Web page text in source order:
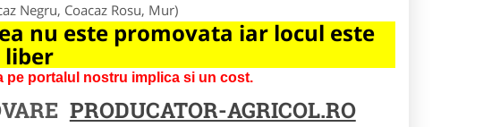
Negru, Coacaz Rosu, Mur)
nu este promovata iar locul este
liber
pe portalul nostru implica si un cost.
PRODUCATOR-AGRICOL.RO